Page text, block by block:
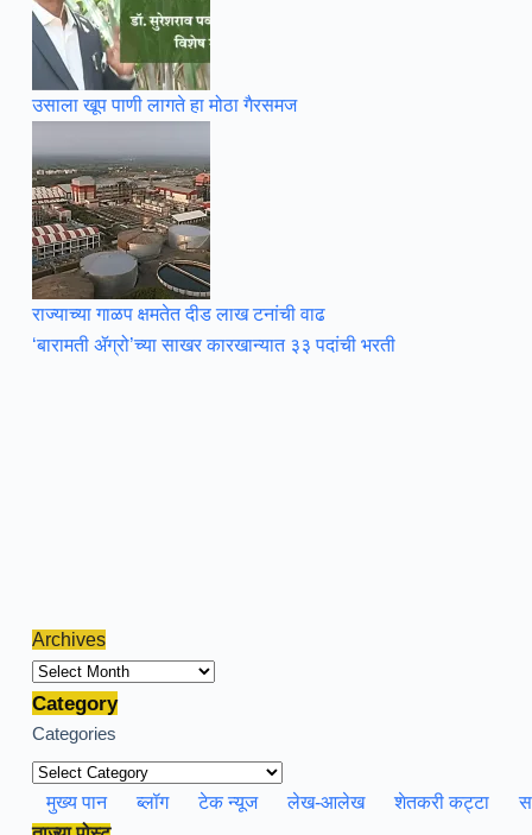
उसाला खूप पाणी लागते हा मोठा गैरसमज
राज्याच्या गाळप क्षमतेत दीड लाख टनांची वाढ
‘बारामती ॲग्रो’च्या साखर कारखान्यात ३३ पदांची भरती
Archives
Archives
Category
Categories
मुख्य पान ब्लॉग टेक न्यूज लेख-आलेख शेतकरी कट्टा